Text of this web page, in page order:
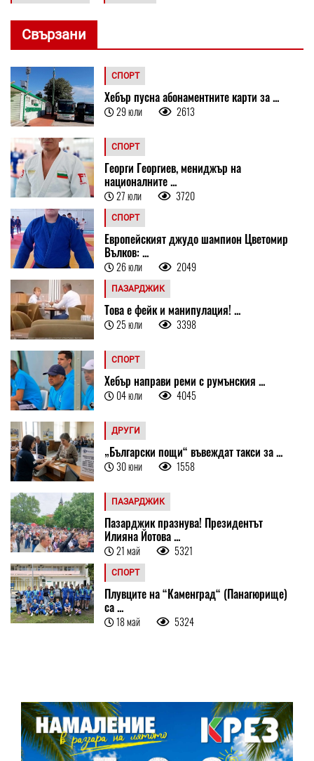
Свързани
СПОРТ
Хебър пусна абонаментните карти за ...
29 юли 2613
СПОРТ
Георги Георгиев, мениджър на
националните ...
27 юли 3720
СПОРТ
Европейският джудо шампион Цветомир
Вълков: ...
26 юли 2049
ПАЗАРДЖИК
Това е фейк и манипулация! ...
25 юли 3398
СПОРТ
Хебър направи реми с румънския ...
04 юли 4045
ДРУГИ
„Български пощи“ въвеждат такси за ...
30 юни 1558
ПАЗАРДЖИК
Пазарджик празнува! Президентът
Илияна Йотова ...
21 май 5321
СПОРТ
Плувците на “Каменград“ (Панагюрище)
са ...
18 май 5324